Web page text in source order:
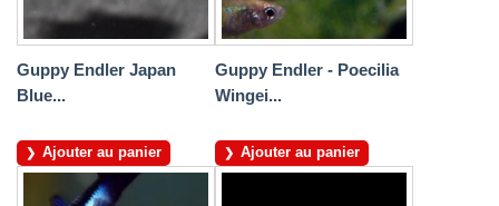
Guppy Endler Japan
Blue...
Ajouter au panier
Guppy Endler - Poecilia
Wingei...
Ajouter au panier